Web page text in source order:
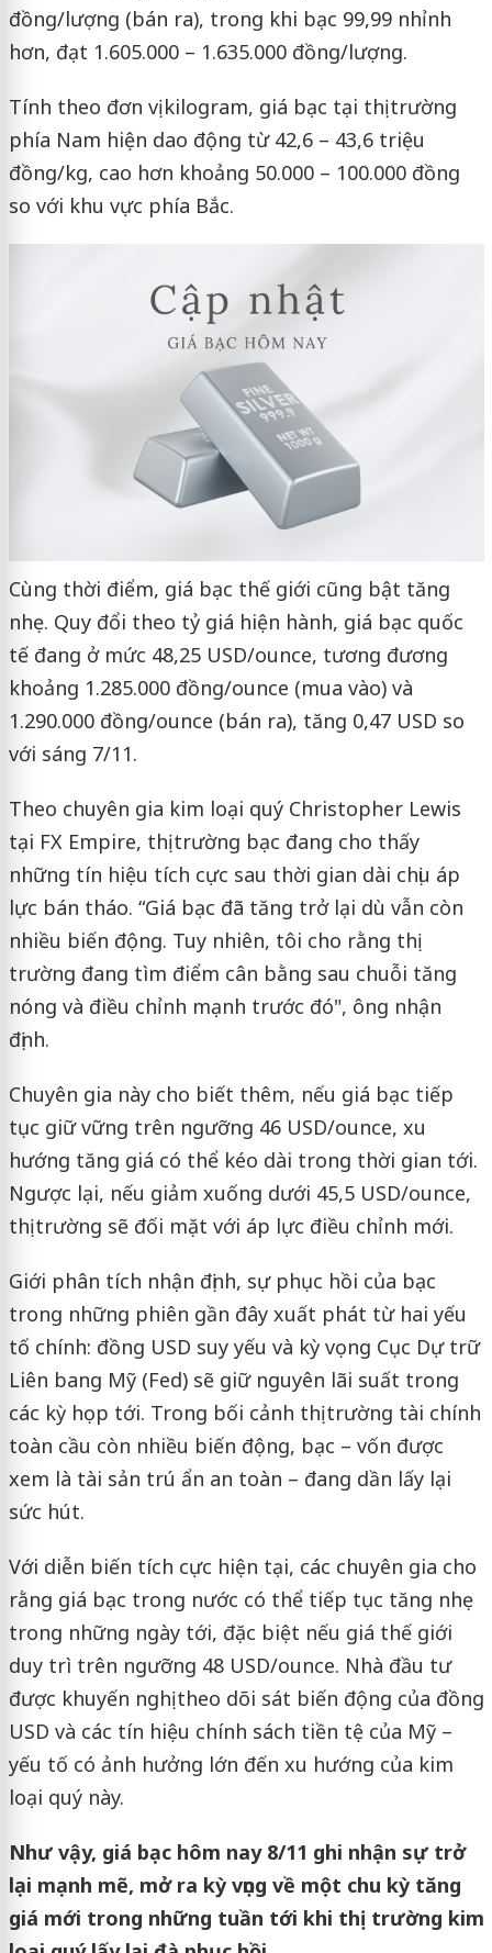
đồng/lượng (bán ra), trong khi bạc 99,99 nhỉnh
hơn, đạt 1.605.000 – 1.635.000 đồng/lượng.
Tính theo đơn vị kilogram, giá bạc tại thị trường
phía Nam hiện dao động từ 42,6 – 43,6 triệu
đồng/kg, cao hơn khoảng 50.000 – 100.000 đồng
so với khu vực phía Bắc.
Cùng thời điểm, giá bạc thế giới cũng bật tăng
nhẹ. Quy đổi theo tỷ giá hiện hành, giá bạc quốc
tế đang ở mức 48,25 USD/ounce, tương đương
khoảng 1.285.000 đồng/ounce (mua vào) và
1.290.000 đồng/ounce (bán ra), tăng 0,47 USD so
với sáng 7/11.
Theo chuyên gia kim loại quý Christopher Lewis
tại FX Empire, thị trường bạc đang cho thấy
những tín hiệu tích cực sau thời gian dài chịu áp
lực bán tháo. “Giá bạc đã tăng trở lại dù vẫn còn
nhiều biến động. Tuy nhiên, tôi cho rằng thị
trường đang tìm điểm cân bằng sau chuỗi tăng
nóng và điều chỉnh mạnh trước đó", ông nhận
định.
Chuyên gia này cho biết thêm, nếu giá bạc tiếp
tục giữ vững trên ngưỡng 46 USD/ounce, xu
hướng tăng giá có thể kéo dài trong thời gian tới.
Ngược lại, nếu giảm xuống dưới 45,5 USD/ounce,
thị trường sẽ đối mặt với áp lực điều chỉnh mới.
Giới phân tích nhận định, sự phục hồi của bạc
trong những phiên gần đây xuất phát từ hai yếu
tố chính: đồng USD suy yếu và kỳ vọng Cục Dự trữ
Liên bang Mỹ (Fed) sẽ giữ nguyên lãi suất trong
các kỳ họp tới. Trong bối cảnh thị trường tài chính
toàn cầu còn nhiều biến động, bạc – vốn được
xem là tài sản trú ẩn an toàn – đang dần lấy lại
sức hút.
Với diễn biến tích cực hiện tại, các chuyên gia cho
rằng giá bạc trong nước có thể tiếp tục tăng nhẹ
trong những ngày tới, đặc biệt nếu giá thế giới
duy trì trên ngưỡng 48 USD/ounce. Nhà đầu tư
được khuyến nghị theo dõi sát biến động của đồng
USD và các tín hiệu chính sách tiền tệ của Mỹ –
yếu tố có ảnh hưởng lớn đến xu hướng của kim
loại quý này.
Như vậy, giá bạc hôm nay 8/11 ghi nhận sự trở
lại mạnh mẽ, mở ra kỳ vọng về một chu kỳ tăng
giá mới trong những tuần tới khi thị trường kim